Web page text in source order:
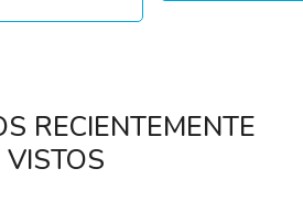
RECIENTEMENTE
VISTOS